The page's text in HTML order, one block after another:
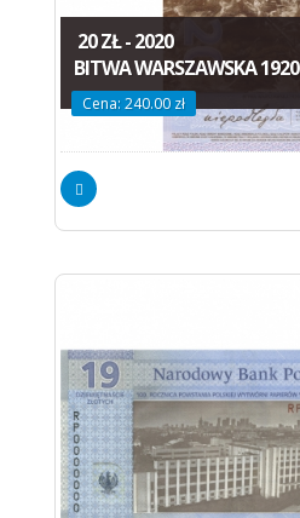
20 ZŁ - 2020
BITWA WARSZAWSKA 1920
Cena: 240.00 zł